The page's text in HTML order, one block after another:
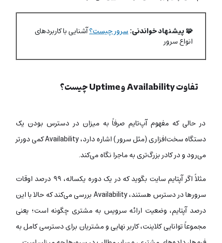
🧩 پیشنهاد خواندنی:سرور چیست؟آشنایی با کاربردهای
انواع سرور
تفاوت Availability و Uptime چیست؟
در حالی که مفهوم آپ‌تایم صرفاً به میزان در دسترس بودن یک
دستگاه سخت‌افزاری (مثل سرور) اشاره دارد، Availability کمی دورتر
می‌رود و در کادر بزرگ‌تری به ماجرا نگاه می‌کند.
مثلاً اگر آپتایم سایت بگوید که در یک دوره یکساله، ۹۹ درصد اوقات
سرورها در دسترس هستند، Availability بررسی می‌کند که حالا با این
درصد آپتایم، وضعیت ارائه سرویس به مشتری چگونه است؛ یعنی
مجموعاً توانایی کلاینت، کاربر نهایی و مشتریان برای دسترسی کامل به